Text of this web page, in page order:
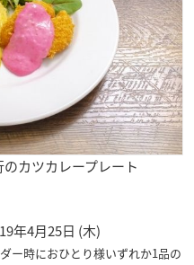
カツカレープレート
年4月25日 (木)
ー時におひとり様いずれか1品の